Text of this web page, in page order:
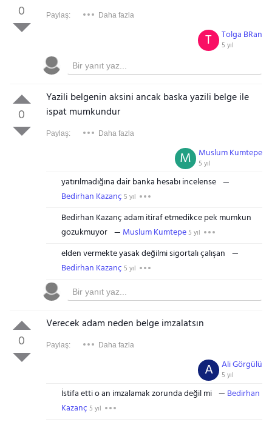
0 Paylaş: Daha fazla
Tolga BRan
5 yıl
T
0
Yazili belgenin aksini ancak baska yazili belgeile
ispat mumkundur
Paylaş: Daha fazla
Muslum Kumtepe
5 yıl
M
yatırılmadığına dair banka hesabı incelense
Bedirhan Kazanç 5 yıl
Bedirhan Kazanç adam itiraf etmedikce pek mumkun
gozukmuyor
Muslum Kumtepe5 yıl
elden vermekte yasak değilmi sigortalı çalışan
Bedirhan Kazanç 5 yıl
0
Verecek adam neden belgeimzalatsın
Paylaş: Daha fazla
Ali Görgülü
5 yıl
A
İstifa etti o an imzalamak zorunda değil mi
Bedirhan
Kazanç 5 yıl